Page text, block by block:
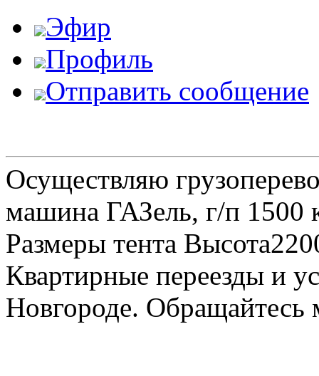
Эфир
Профиль
Отправить сообщение
Осуществляю
машина ГАЗель, г/п 1500
Размеры тента
Квартирные переезды и
Новгороде.